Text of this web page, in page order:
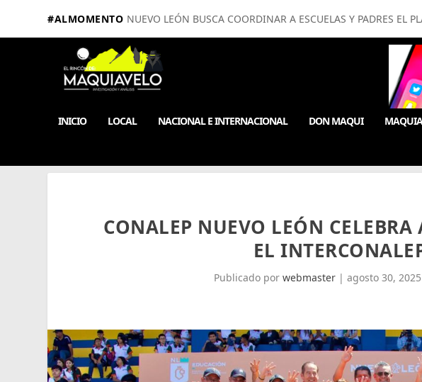
#ALMOMENTO NUEVO LEÓN BUSCA COORDINAR A ESCUELAS Y PADRES EL
INICIO LOCAL NACIONAL E INTERNACIONAL DON MAQUI
CONALEP NUEVO LEÓN CELEBRA
EL
Publicado porwebmaster |agosto 30, 2025